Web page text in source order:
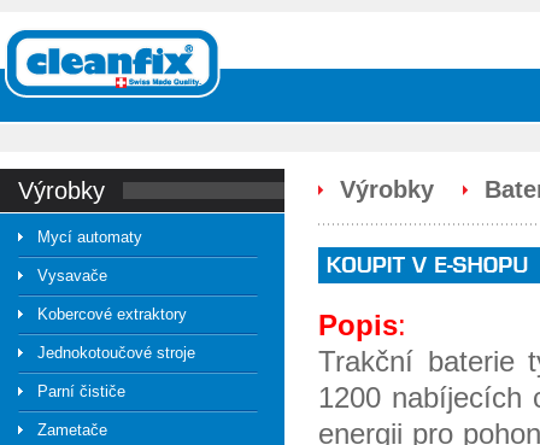
výrobky
Mycí automaty
Vysavače
Kobercové extraktory
Jednokotoučové stroje
Parní čističe
Zametače
Výrobky
Popis:
Trakční baterie
1200 nabíjecích
energii pro